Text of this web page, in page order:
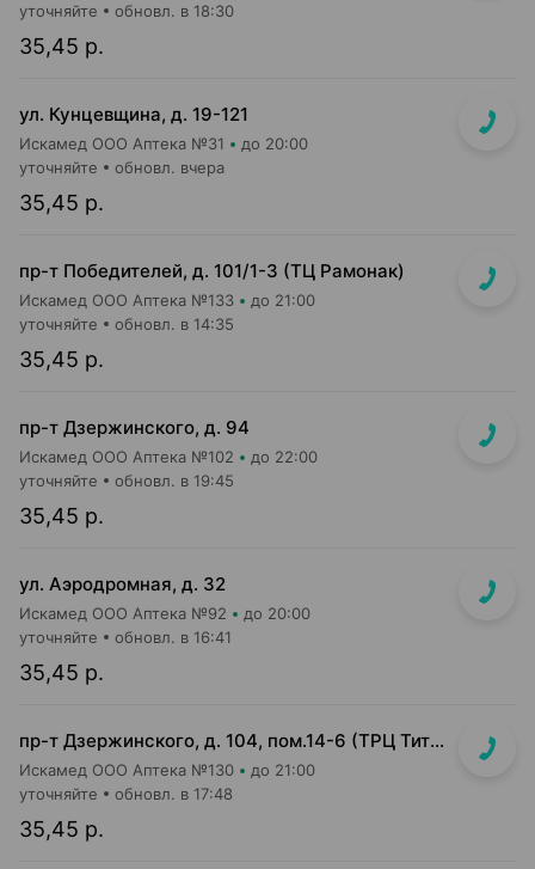
35,45 р.
уточняйте обновл. в 18:30
ул. Кунцевщина, д. 19-121
Искамед ООО Аптека №31 до 20:00
35,45 р.
уточняйте обновл. вчера
пр-т Победителей, д. 101/1-3 (ТЦ Рамонак)
Искамед ООО Аптека №133 до 21:00
35,45 р.
уточняйте обновл. в 14:35
пр-т Дзержинского, д. 94
Искамед ООО Аптека №102 до 22:00
35,45 р.
уточняйте обновл. в 19:45
ул. Аэродромная, д. 32
Искамед ООО Аптека №92 до 20:00
35,45 р.
уточняйте обновл. в 16:41
пр-т Дзержинского, д. 104, пом.14-6 (ТРЦ Титан)
Искамед ООО Аптека №130 до 21:00
35,45 р.
уточняйте обновл. в 17:48